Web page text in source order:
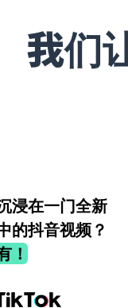
我们
浸在一门全新
的抖音视频？
！